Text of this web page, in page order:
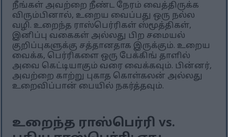
நீங்கள் அவற்றை நீண்ட நேரம் வைத்திருக்க
விரும்பினால், உறைய வைப்பது ஒரு நல்ல
வழி. உறைந்த ராஸ்பெர்ரிகள் ஸ்மூத்திகள்,
இனிப்பு வகைகள் அல்லது பிற சமையல்
குறிப்புகளுக்கு சத்தானதாக இருக்கும். உறைய
வைக்க, பெர்ரிகளை ஒரு பேக்கிங் தாளில்
அவை கெட்டியாகும் வரை வைக்கவும். பின்னர்,
அவற்றை காற்று புகாத கொள்கலன் அல்லது
உறைவிப்பான் பையில் நகர்த்தவும்.
உறைந்த ராஸ்பெர்ரி vs.